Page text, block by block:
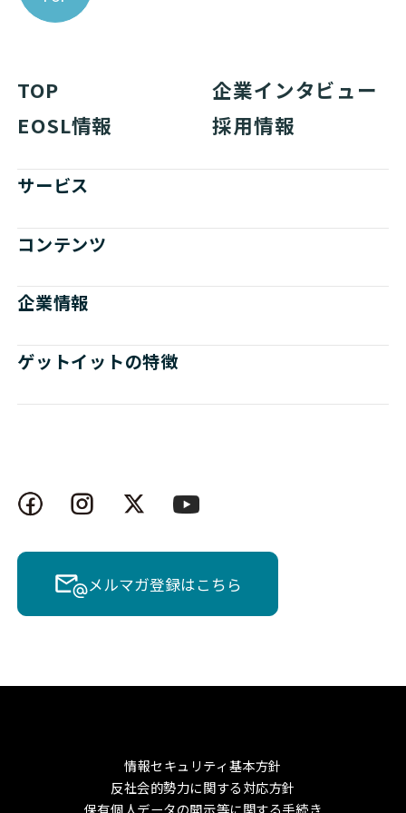
TOP
企業インタビュー
EOSL情報
採用情報
サービス
コンテンツ
企業情報
ゲットイットの特徴
メルマガ登録はこちら
情報セキュリティ基本方針
反社会的勢力に関する対応方針